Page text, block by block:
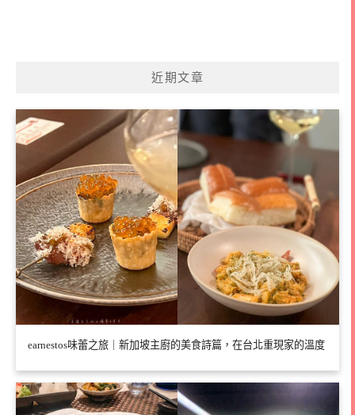
近期文章
earnestos味蕾之旅｜新加坡主廚的美食詩篇，在台北重現家的溫度